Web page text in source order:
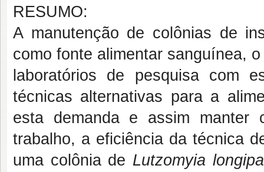
RESUMO:
A manutenção de colônias de
como fonte alimentar sanguínea,
laboratórios de pesquisa com
técnicas alternativas para a
esta demanda e assim
trabalho, a eficiência da técnica
uma colônia de Lutzomyia